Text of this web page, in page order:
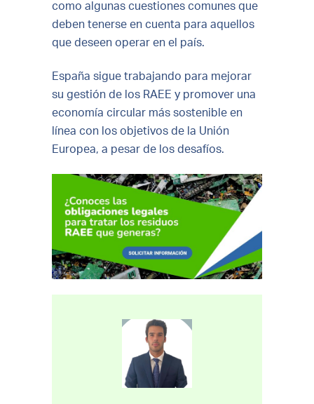
como algunas cuestiones comunes que
deben tenerse en cuenta para aquellos
que deseen operar en el país.
España sigue trabajando para mejorar
su gestión de los RAEE y promover una
economía circular más sostenible en
línea con los objetivos de la Unión
Europea, a pesar de los desafíos.